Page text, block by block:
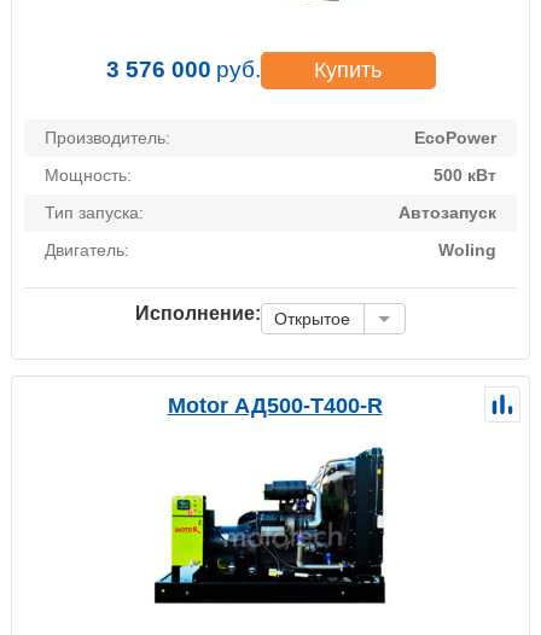
3 576 000 руб. Купить
Производитель:
EcoPower
Мощность:
500 кВт
Тип запуска:
Автозапуск
Двигатель:
Woling
Исполнение: Открытое
Motor АД500-Т400-R